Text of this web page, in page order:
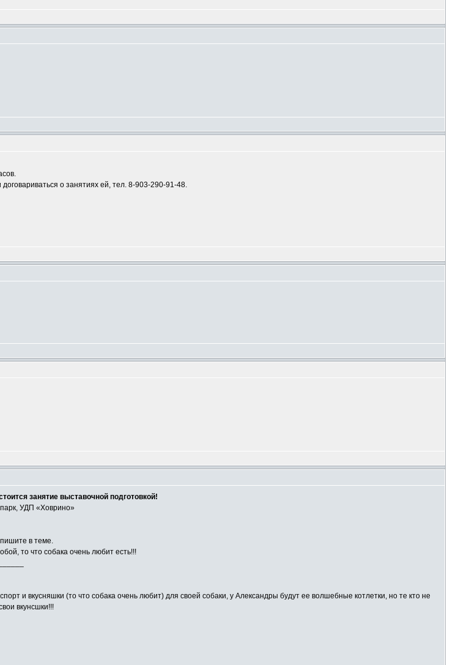
о занятиях ей, тел. 8-903-290-91-48.
занятие выставочной подготовкой!
парк, УДП «Ховрино»
в теме.
то что собака очень любит есть!!!
и вкусняшки (то что собака очень любит) для своей собаки, у Александры будут ее волшебные котлетки, но те кто не
вкунсшки!!!